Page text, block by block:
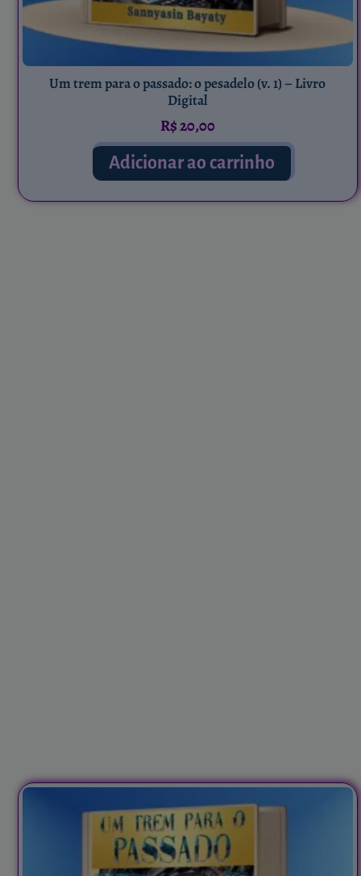
Um trem para o passado: o pesadelo (v. 1) – Livro
Digital
R$20,00
Adicionar ao carrinho